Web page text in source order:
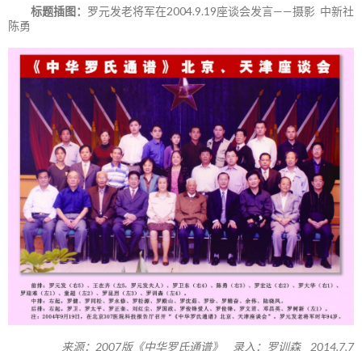
标题插图： 罗元发老将军在2004.9.19座谈会发言——摄影 中新社
陈勇
来源：2007版《中华罗氏通谱》 录入：罗训森 2014.7.7